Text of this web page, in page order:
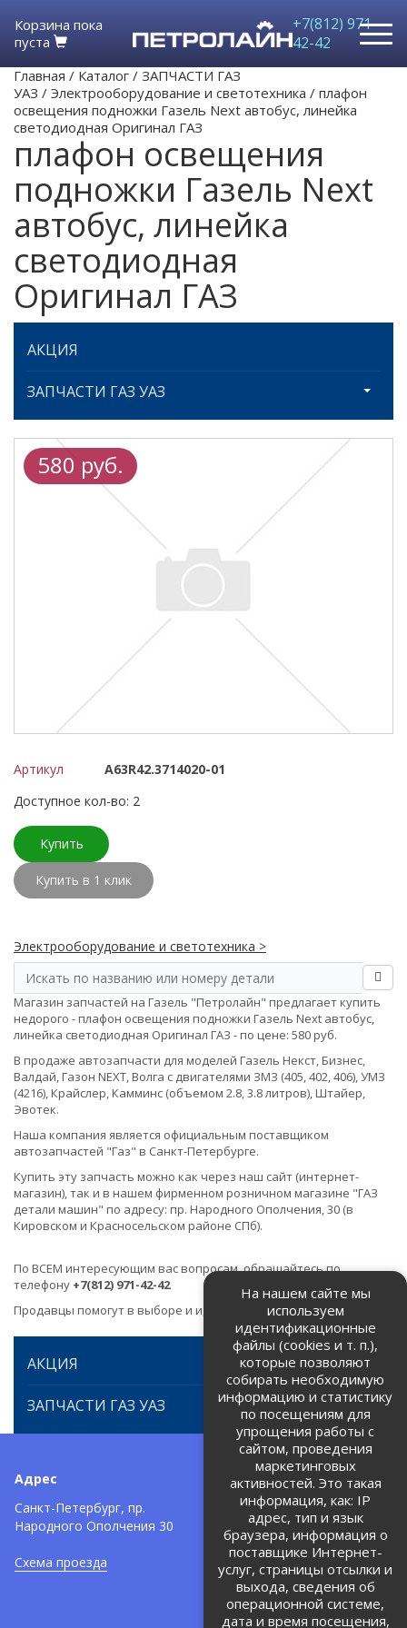
Корзина пока
пуста
+7(812) 971-
42-42
Главная / Каталог / ЗАПЧАСТИ ГАЗ
УАЗ / Электрооборудование и светотехника / плафон
освещения подножки Газель Next автобус, линейка
светодиодная Оригинал ГАЗ
плафон освещения
подножки Газель Next
автобус, линейка
светодиодная
Оригинал ГАЗ
АКЦИЯ
ЗАПЧАСТИ ГАЗ УАЗ
580 руб.
Артикул
А63R42.3714020-01
Доступное кол-во: 2
Купить
Купить в 1 клик
Электрооборудование и светотехника >
Магазин запчастей на Газель "Петролайн" предлагает купить
недорого - плафон освещения подножки Газель Next автобус,
линейка светодиодная Оригинал ГАЗ - по цене: 580 руб.
В продаже автозапчасти для моделей Газель Некст, Бизнес,
Валдай, Газон NEXT, Волга с двигателями ЗМЗ (405, 402, 406), УМЗ
(4216), Крайслер, Камминс (объемом 2.8, 3.8 литров), Штайер,
Эвотек.
Наша компания является официальным поставщиком
автозапчастей "Газ" в Санкт-Петербурге.
Купить эту запчасть можно как через наш сайт (интернет-
магазин), так и в нашем фирменном розничном магазине "ГАЗ
детали машин" по адресу: пр. Народного Ополчения, 30 (в
Кировском и Красносельском районе СПб).
По ВСЕМ интересующим вас вопросам, обращайтесь по
телефону +7(812) 971-42-42
Продавцы помогут в выборе и идентификации товара.
АКЦИЯ
ЗАПЧАСТИ ГАЗ УАЗ
Адрес
Санкт-Петербург, пр.
Народного Ополчения 30
Схема проезда
Телефоны:
+7 (812) 971-42-42
Политика об обработке и
защите персональных данных
Соглашение на обработку
персональных данных
На нашем сайте мы
используем
идентификационные
файлы (cookies и т. п.),
которые позволяют
собирать необходимую
информацию и статистику
по посещениям для
упрощения работы с
сайтом, проведения
маркетинговых
активностей. Это такая
информация, как: IP
адрес, тип и язык
браузера, информация о
поставщике Интернет-
услуг, страницы отсылки и
выхода, сведения об
операционной системе,
дата и время посещения,